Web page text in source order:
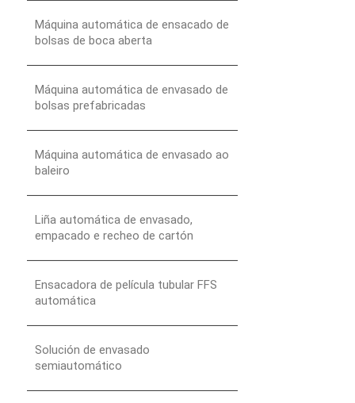
Máquina automática de ensacado de
bolsas de boca aberta
Máquina automática de envasado de
bolsas prefabricadas
Máquina automática de envasado ao
baleiro
Liña automática de envasado,
empacado e recheo de cartón
Ensacadora de película tubular FFS
automática
Solución de envasado
semiautomático